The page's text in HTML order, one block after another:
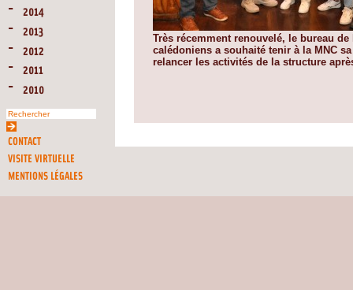
2014
2013
2012
2011
2010
CONTACT
VISITE VIRTUELLE
MENTIONS LÉGALES
Très récemment renouvelé, le bureau
calédoniens a souhaité tenir à la MNC
relancer les activités de la structure